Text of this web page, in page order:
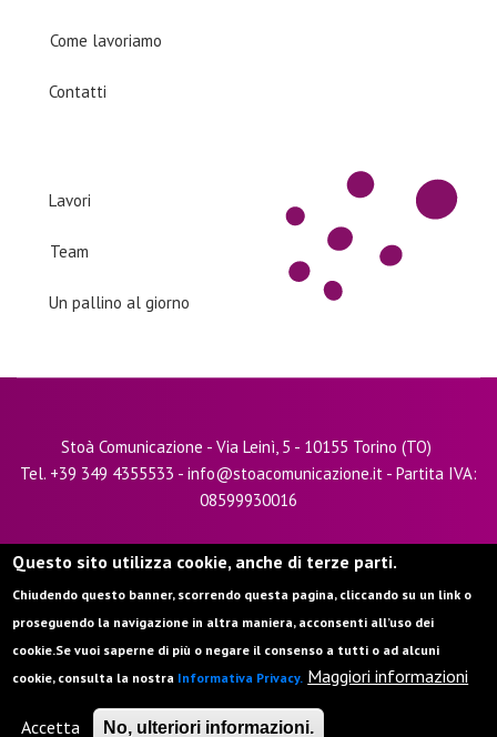
Questo sito utilizza cookie, anche di terze parti.
Chiudendo questo banner, scorrendo questa pagina, cliccando su un link o
proseguendo la navigazione in altra maniera, acconsenti all’uso dei
cookie.Se vuoi saperne di più o negare il consenso a tutti o ad alcuni
cookie, consulta la nostra Informativa Privacy. Maggiori informazioni
Accetta No, ulteriori informazioni.
Come lavoriamo
Contatti
Lavori
Team
Un pallino al giorno
Stoà Comunicazione - Via Leinì, 5 - 10155 Torino (TO)
Tel. +39 349 4355533 - info@stoacomunicazione.it - Partita IVA:
08599930016
Privacy
Termini d'uso e note legali
Contatti